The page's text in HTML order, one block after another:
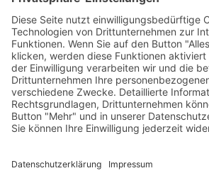
Betriebsferien
Wir befinden uns vom
19.12.2025 bis einschließlich 07.01.2026
in unseren Betriebsferien.
In dieser Zeit werden Anfragen
weiterhin bearbeitet, allerdings
kann es zu Verzögerungen bei der